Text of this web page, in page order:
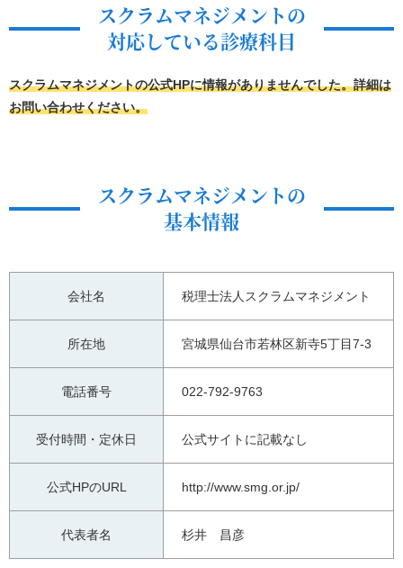
スクラムマネジメントの
対応している診療科目
スクラムマネジメントの公式HPに情報がありませんでした。詳細は
お問い合わせください。
スクラムマネジメントの
基本情報
会社名 税理士法人スクラムマネジメント
所在地 宮城県仙台市若林区新寺5丁目7-3
電話番号 022-792-9763
受付時間・定休日 公式サイトに記載なし
公式HPのURL http://www.smg.or.jp/
代表者名 杉井 昌彦